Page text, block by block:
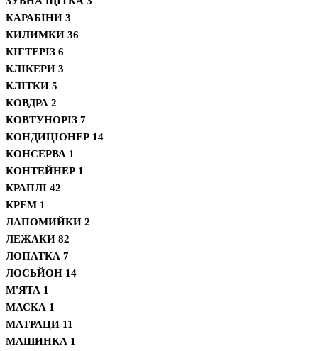
КАРАБІНИ 3
КИЛИМКИ 36
КІГТЕРІЗ 6
КЛІКЕРИ 3
КЛІТКИ 5
КОВДРА 2
КОВТУНОРІЗ 7
КОНДИЦІОНЕР 14
КОНСЕРВА 1
КОНТЕЙНЕР 1
КРАПЛІ 42
КРЕМ 1
ЛАПОМИЙКИ 2
ЛЕЖАКИ 82
ЛОПАТКА 7
ЛОСЬЙОН 14
М'ЯТА 1
МАСКА 1
МАТРАЦИ 11
МАШИНКА 1